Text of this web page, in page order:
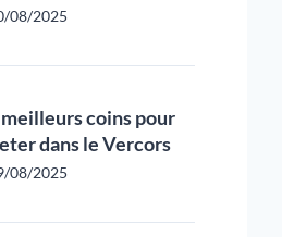
08/2025
meilleurs coins pour
dans le Vercors
08/2025